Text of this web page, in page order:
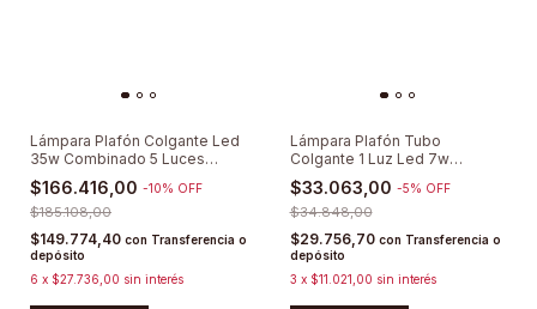
Lámpara Plafón Colgante Led
35w Combinado 5 Luces
Minimalist
$166.416,00 -10% OFF
$185.108,00
$149.774,40 con Transferencia o
depósito
6 x $27.736,00 sin interés
Lámpara Plafón Tubo
Colgante 1 Luz Led 7w
Moderno Deco Gu10
$33.063,00 -5% OFF
$34.848,00
$29.756,70 con Transferencia o
depósito
3 x $11.021,00 sin interés